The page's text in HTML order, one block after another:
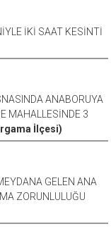
İKİ SAAT KESİNTİ
ANABORUYA
MAHALLESİNDE 3
İlçesi)
GELEN ANA
ZORUNLULUĞU